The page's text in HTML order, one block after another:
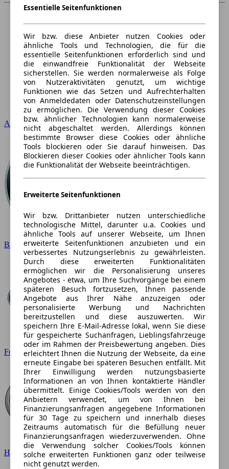
Audi
BMW
Ford
Hyundai
Essentielle Seitenfunktionen
Wir bzw. diese Anbieter nutzen Cookies oder
ähnliche Tools und Technologien, die für die
essentielle Seitenfunktionen erforderlich sind und
die einwandfreie Funktionalität der Webseite
sicherstellen. Sie werden normalerweise als Folge
von Nutzeraktivitäten genutzt, um wichtige
Funktionen wie das Setzen und Aufrechterhalten
von Anmeldedaten oder Datenschutzeinstellungen
zu ermöglichen. Die Verwendung dieser Cookies
bzw. ähnlicher Technologien kann normalerweise
nicht abgeschaltet werden. Allerdings können
bestimmte Browser diese Cookies oder ähnliche
Tools blockieren oder Sie darauf hinweisen. Das
Blockieren dieser Cookies oder ähnlicher Tools kann
die Funktionalität der Webseite beeinträchtigen.
Erweiterte Seitenfunktionen
Wir bzw. Drittanbieter nutzen unterschiedliche
technologische Mittel, darunter u.a. Cookies und
ähnliche Tools auf unserer Webseite, um Ihnen
erweiterte Seitenfunktionen anzubieten und ein
verbessertes Nutzungserlebnis zu gewährleisten.
Durch diese erweiterten Funktionalitäten
ermöglichen wir die Personalisierung unseres
Angebotes - etwa, um Ihre Suchvorgänge bei einem
späteren Besuch fortzusetzen, Ihnen passende
Angebote aus Ihrer Nähe anzuzeigen oder
personalisierte Werbung und Nachrichten
bereitzustellen und diese auszuwerten. Wir
speichern Ihre E-Mail-Adresse lokal, wenn Sie diese
für gespeicherte Suchanfragen, Lieblingsfahrzeuge
oder im Rahmen der Preisbewertung angeben. Dies
erleichtert Ihnen die Nutzung der Webseite, da eine
erneute Eingabe bei späteren Besuchen entfällt. Mit
Ihrer Einwilligung werden nutzungsbasierte
Informationen an von Ihnen kontaktierte Händler
übermittelt. Einige Cookies/Tools werden von den
Anbietern verwendet, um von Ihnen bei
Finanzierungsanfragen angegebene Informationen
für 30 Tage zu speichern und innerhalb dieses
Zeitraums automatisch für die Befüllung neuer
Finanzierungsanfragen wiederzuverwenden. Ohne
die Verwendung solcher Cookies/Tools können
solche erweiterten Funktionen ganz oder teilweise
nicht genutzt werden.